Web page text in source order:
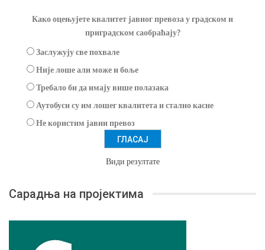
Како оцењујете квалитет јавног превоза у градском и
приградском саобраћају?
Заслужују све похвале
Није лоше али може и боље
Требало би да имају више полазака
Аутобуси су им лошег квалитета и стално касне
Не користим јавни превоз
Види резултате
Сарадња на пројектима